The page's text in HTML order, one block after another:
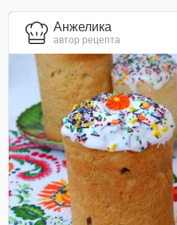
Анжелика
автор рецепта